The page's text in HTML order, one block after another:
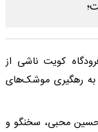
کویت ناشی از
به رهگیری موشک‌های
حسین محبی، سخنگو و